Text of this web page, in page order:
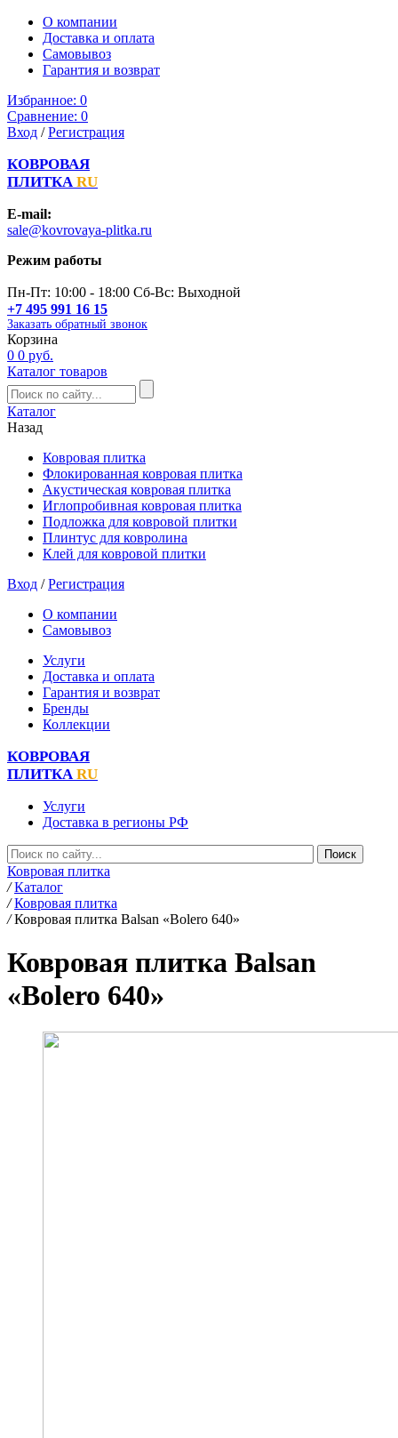
О компании
Доставка и оплата
Самовывоз
Гарантия и возврат
Избранное: 0
Сравнение: 0
Вход /Регистрация
КОВРОВАЯ
ПЛИТКА RU
E-mail:
sale@kovrovaya-plitka.ru
Режим работы
Пн-Пт: 10:00 - 18:00 Сб-Вс: Выходной
+7 495 991 16 15
Заказать обратный звонок
Корзина
0 0 руб.
Каталог товаров
Каталог
Назад
Ковровая плитка
Флокированная ковровая плитка
Акустическая ковровая плитка
Иглопробивная ковровая плитка
Подложка для ковровой плитки
Плинтус для ковролина
Клей для ковровой плитки
Вход /Регистрация
О компании
Самовывоз
Услуги
Доставка и оплата
Гарантия и возврат
Бренды
Коллекции
КОВРОВАЯ
ПЛИТКА RU
Услуги
Доставка в регионы РФ
Ковровая плитка
/ Каталог
/ Ковровая плитка
/ Ковровая плитка Balsan «Bolero 640»
Ковровая плитка Balsan
«Bolero 640»